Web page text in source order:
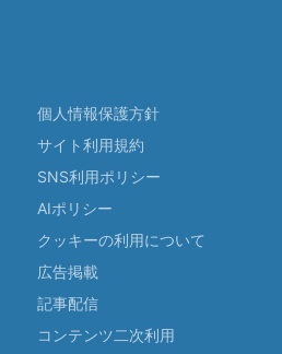
個人情報保護方針
サイト利用規約
SNS利用ポリシー
AIポリシー
クッキーの利用について
広告掲載
記事配信
コンテンツ二次利用